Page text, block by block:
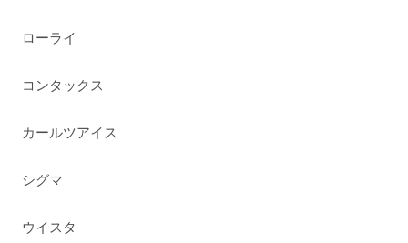
ローライ
コンタックス
カールツアイス
シグマ
ウイスタ